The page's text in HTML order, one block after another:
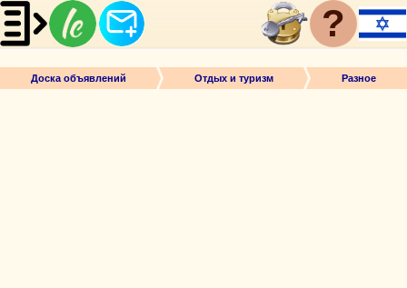
?
Доска объявлений Отдых и туризм Разное